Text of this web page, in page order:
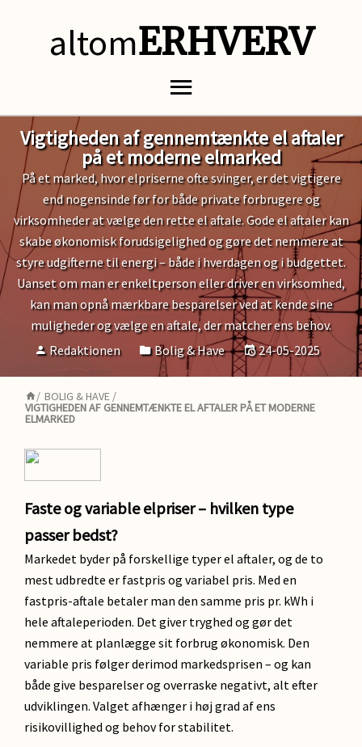
altomERHVERV
Vigtigheden af gennemtænkte el aftaler
på et moderne elmarked
På et marked, hvor elpriserne ofte svinger, er det vigtigere
end nogensinde før for både private forbrugere og
virksomheder at vælge den rette el aftale. Gode el aftaler kan
skabe økonomisk forudsigelighed og gøre det nemmere at
styre udgifterne til energi – både i hverdagen og i budgettet.
Uanset om man er enkeltperson eller driver en virksomhed,
kan man opnå mærkbare besparelser ved at kende sine
muligheder og vælge en aftale, der matcher ens behov.
Redaktionen
Bolig & Have 24-05-2025
/ BOLIG & HAVE /
VIGTIGHEDEN AF GENNEMTÆNKTE EL AFTALER PÅ ET MODERNE
ELMARKED
Faste og variable elpriser – hvilken type
passer bedst?
Markedet byder på forskellige typer el aftaler, og de to
mest udbredte er fastpris og variabel pris. Med en
fastpris-aftale betaler man den samme pris pr. kWh i
hele aftaleperioden. Det giver tryghed og gør det
nemmere at planlægge sit forbrug økonomisk. Den
variable pris følger derimod markedsprisen – og kan
både give besparelser og overraske negativt, alt efter
udviklingen. Valget afhænger i høj grad af ens
risikovillighed og behov for stabilitet.